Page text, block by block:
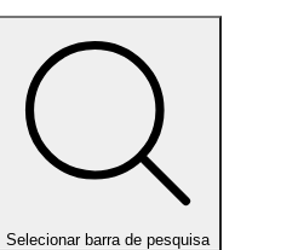
Selecionar barra de pesquisa